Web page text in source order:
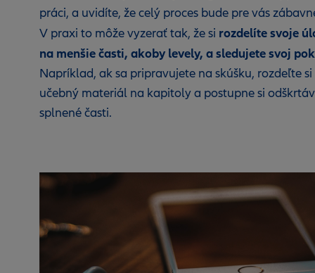
práci, a uvidíte, že celý proces bude pre vás
V praxi to môže vyzerať tak, že si rozdelíte svoje
na menšie časti, akoby levely, a sledujete svoj
Napríklad, ak sa pripravujete na skúšku, rozdeľte si
učebný materiál na kapitoly a postupne si
splnené časti.